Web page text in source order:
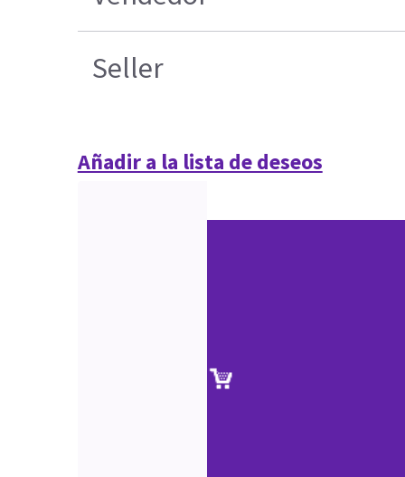
Seller
Añadir a la lista de deseos